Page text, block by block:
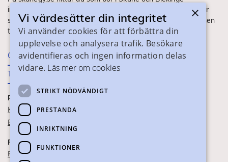
information om ditt gymnasieval. Här ser du vilka utbildningar
som finns och hur ansökan och antagning går till. Webbplatsen
tillhandahålls av Skånes Kommuner.
Om webbplatsen
Tillgänglighet
PRAKTISK INFORMATION
Kontaktuppgifter
Blanketter
FÖR SKOLPERSONAL
För SYV
×
Vi värdesätter din integritet
Vi använder cookies för att förbättra din
upplevelse och analysera trafik. Besökare
avidentifieras och ingen information delas
vidare. Läs mer om cookies
STRIKT NÖDVÄNDIGT
PRESTANDA
INRIKTNING
FUNKTIONER